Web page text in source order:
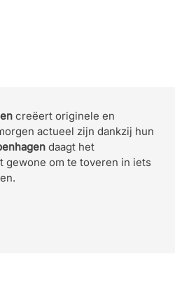
creëert originele en
actueel zijn dankzij hun
daagt het
gewone om te toveren in iets